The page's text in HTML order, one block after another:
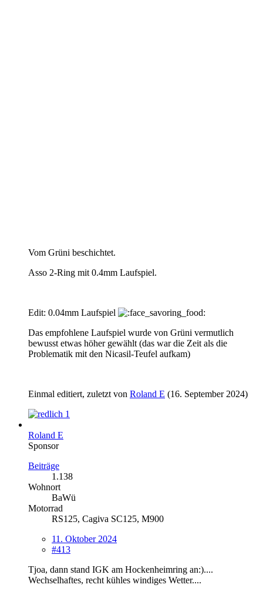
Vom Grüni beschichtet.
Asso 2-Ring mit 0.4mm Laufspiel.
Edit: 0.04mm Laufspiel
Das empfohlene Laufspiel wurde von Grüni vermutlich
bewusst etwas höher gewählt (das war die Zeit als die
Problematik mit den Nicasil-Teufel aufkam)
Einmal editiert, zuletzt von Roland E (16. September 2024)
1
Roland E
Sponsor
Beiträge
1.138
Wohnort
BaWü
Motorrad
RS125, Cagiva SC125, M900
11. Oktober 2024
#413
Tjoa, dann stand IGK am Hockenheimring an:)....
Wechselhaftes, recht kühles windiges Wetter....